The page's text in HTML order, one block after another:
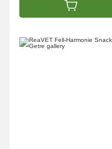
IN DEN